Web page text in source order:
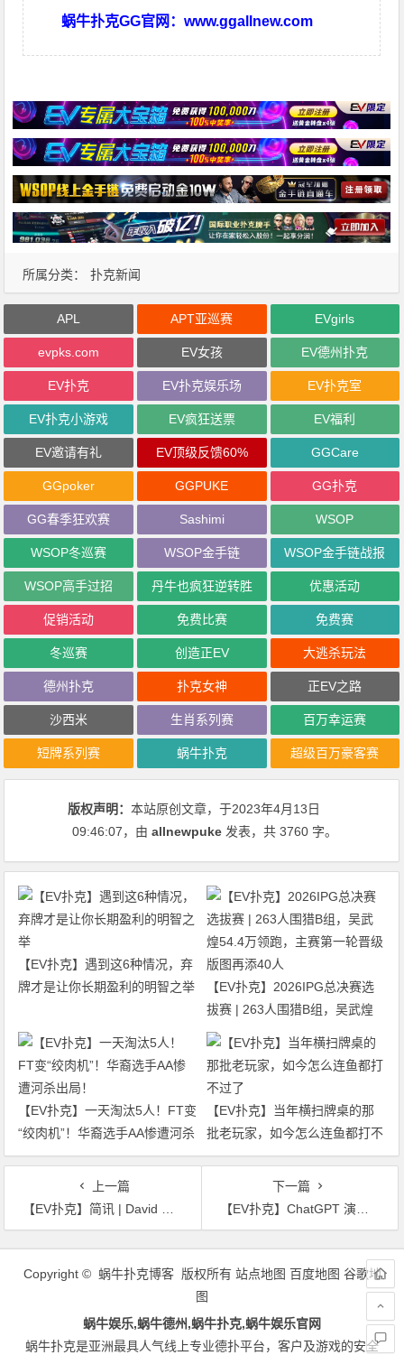
蜗牛扑克GG官网：www.ggallnew.com
所属分类： 扑克新闻
APL APT亚巡赛 EVgirls
evpks.com EV女孩 EV德州扑克
EV扑克 EV扑克娱乐场 EV扑克室
EV扑克小游戏 EV疯狂送票 EV福利
EV邀请有礼 EV顶级反馈60% GGCare
GGpoker GGPUKE GG扑克
GG春季狂欢赛 Sashimi WSOP
WSOP冬巡赛 WSOP金手链 WSOP金手链战报
WSOP高手过招 丹牛也疯狂逆转胜 优惠活动
促销活动 免费比赛 免费赛
冬巡赛 创造正EV 大逃杀玩法
德州扑克 扑克女神 正EV之路
沙西米 生肖系列赛 百万幸运赛
短牌系列赛 蜗牛扑克 超级百万豪客赛
版权声明：本站原创文章，于2023年4月13日
09:46:07，由allnewpuke 发表，共 3760 字。
【EV扑克】遇到这6种情况，弃
牌才是让你长期盈利的明智之举
【EV扑克】2026IPG总决赛选
拔赛 | 263人围猎B组，吴武煌
54.4万领跑，主赛第一轮晋级版
图再添40人
【EV扑克】一天淘汰5人！FT变
“绞肉机”！华裔选手AA惨遭河杀
出局！
【EV扑克】当年横扫牌桌的那
批老玩家，如今怎么连鱼都打不
过了
上一篇
【EV扑克】简讯 | David Docherty赢得了历史上最大的爱尔兰扑克公开赛主赛事
下一篇
【EV扑克】ChatGPT 演算法有漏洞！？神秘赏金迷你主赛18日展开！
文
Copyright © 蜗牛扑克博客 版权所有 站点地图 百度地图 谷歌地
图
蜗牛娱乐,蜗牛德州,蜗牛扑克,蜗牛娱乐官网
蜗牛扑克是亚洲最具人气线上专业德扑平台，客户及游戏的安全